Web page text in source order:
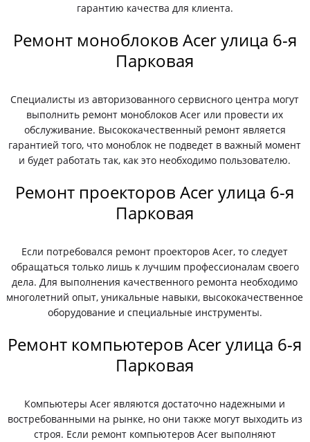
гарантию качества для клиента.
Ремонт моноблоков Acer улица 6-я
Парковая
Специалисты из авторизованного сервисного центра могут
выполнить ремонт моноблоков Acer или провести их
обслуживание. Высококачественный ремонт является
гарантией того, что моноблок не подведет в важный момент
и будет работать так, как это необходимо пользователю.
Ремонт проекторов Acer улица 6-я
Парковая
Если потребовался ремонт проекторов Acer, то следует
обращаться только лишь к лучшим профессионалам своего
дела. Для выполнения качественного ремонта необходимо
многолетний опыт, уникальные навыки, высококачественное
оборудование и специальные инструменты.
Ремонт компьютеров Acer улица 6-я
Парковая
Компьютеры Acer являются достаточно надежными и
востребованными на рынке, но они также могут выходить из
строя. Если ремонт компьютеров Acer выполняют